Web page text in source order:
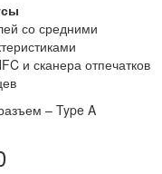
со средними
и сканера отпечатков
– Type A